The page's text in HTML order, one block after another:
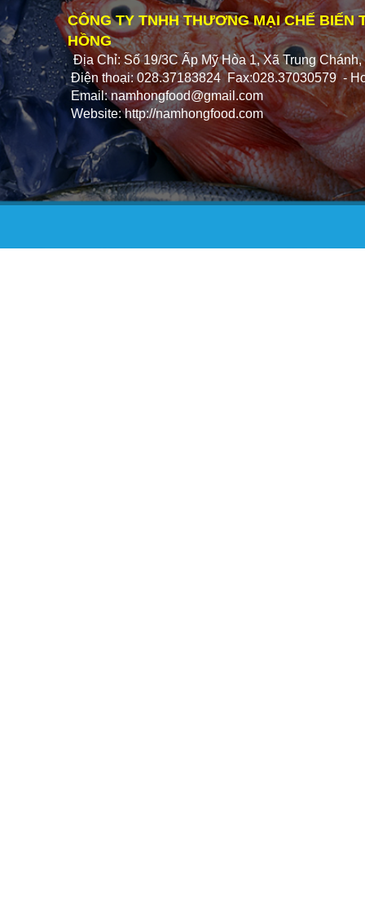
CÔNG TY TNHH THƯƠNG MẠI CHẾ BIẾN
HỒNG
Địa Chỉ: Số 19/3C Ấp Mỹ Hòa 1, Xã Trung
Điện thoại: 028.37183824 Fax:028.37030579 -
Email:namhongfood@gmail.com
Website: http://namhongfood.com